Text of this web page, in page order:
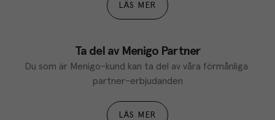
LÄS MER
Ta del av Menigo Partner
Du som är Menigo-kund kan ta del av våra förmånliga
partner-erbjudanden
LÄS MER